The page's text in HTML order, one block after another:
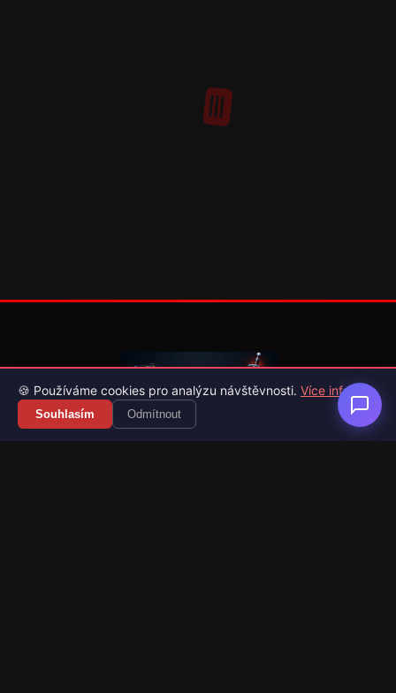
Váš průvodce světem videoher. Novinky, recenze a česko-
slovenské překlady her.
🍪 Používáme cookies pro analýzu návštěvnosti. Více info
Souhlasím Odmítnout